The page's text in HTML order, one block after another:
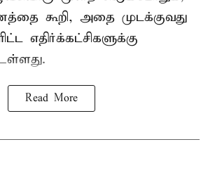
கூறி, அதை முடக்குவது
எதிர்க்கட்சிகளுக்கு
Read More